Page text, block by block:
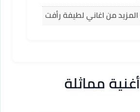
من اغاني لطيفة رأفت
مماثلة